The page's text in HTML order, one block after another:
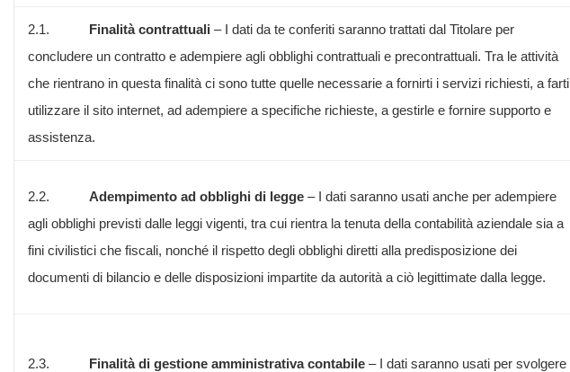
2.1. Finalità contrattuali – I dati da te conferiti saranno trattati dal Titolare per
concludere un contratto e adempiere agli obblighi contrattuali e precontrattuali. Tra le attività
che rientrano in questa finalità ci sono tutte quelle necessarie a fornirti i servizi richiesti, a farti
utilizzare il sito internet, ad adempiere a specifiche richieste, a gestirle e fornire supporto e
assistenza.
2.2. Adempimento ad obblighi di legge – I dati saranno usati anche per adempiere
agli obblighi previsti dalle leggi vigenti, tra cui rientra la tenuta della contabilità aziendale sia a
fini civilistici che fiscali, nonché il rispetto degli obblighi diretti alla predisposizione dei
documenti di bilancio e delle disposizioni impartite da autorità a ciò legittimate dalla legge.
2.3. Finalità di gestione amministrativa contabile – I dati saranno usati per svolgere